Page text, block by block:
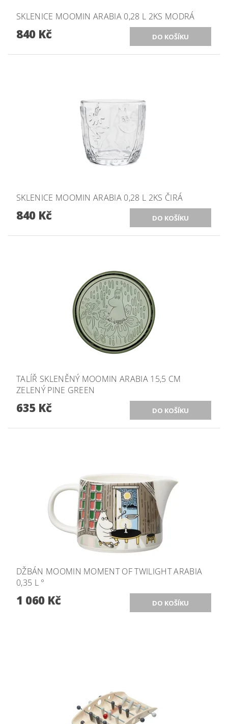
SKLENICE MOOMIN ARABIA 0,28 L 2KS MODRÁ
840 Kč
SKLENICE MOOMIN ARABIA 0,28 L 2KS ČIRÁ
840 Kč
TALÍŘ SKLENĚNÝ MOOMIN ARABIA 15,5 CM
ZELENÝ PINE GREEN
635 Kč
DŽBÁN MOOMIN MOMENT OF TWILIGHT ARABIA
0,35 L °
1 060 Kč